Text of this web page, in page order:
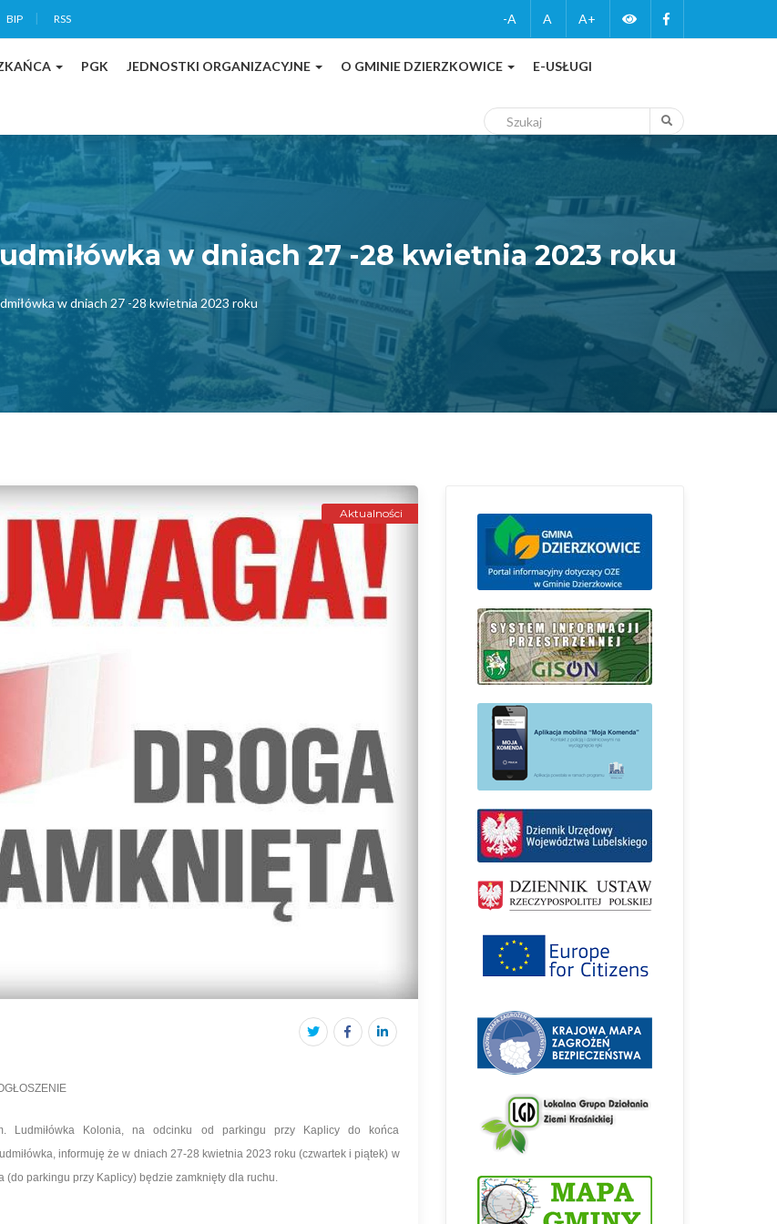
BIP RSS -A A A+ ZmieńFacebook
PGK JEDNOSTKI ORGANIZACYJNE O GMINIE DZIERZKOWICE E-USŁUGI
Szukaj Szukaj
w dniach 27 -28 kwietnia 2023 roku
w dniach 27 -28 kwietnia 2023 roku
Aktualności
Kolonia, na odcinku od parkingu przy Kaplicy do końca
informuję że w dniach 27-28 kwietnia 2023 roku (czwartek i piątek) w
(do parkingu przy Kaplicy) będzie zamknięty dla ruchu.